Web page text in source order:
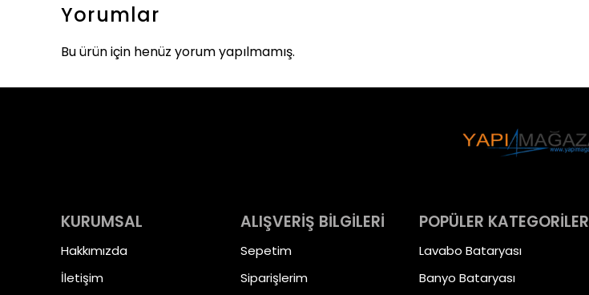
Yorumlar
Bu ürün için henüz yorum yapılmamış.
KURUMSAL
Hakkımızda
İletişim
ALIŞVERİŞ BİLGİLERİ
Sepetim
Siparişlerim
POPÜLER KATEGORİLER
Lavabo Bataryası
Banyo Bataryası